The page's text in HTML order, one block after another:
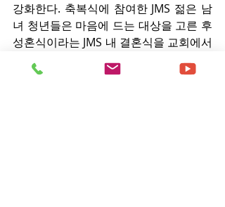
강화한다. 축복식에 참여한 JMS 젊은 남
녀 청년들은 마음에 드는 대상을 고른 후
성혼식이라는 JMS 내 결혼식을 교회에서
치르게 된다. 결국 JMS 성혼식은 내부의
결속, 이탈 방지, 효과적인 통제 수단으로